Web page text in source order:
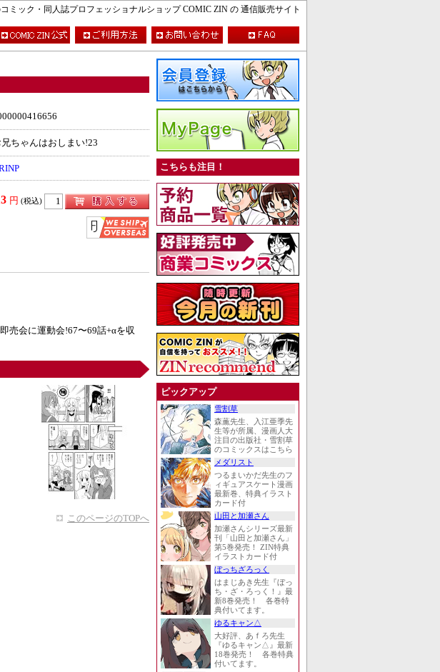
ミック・同人誌プロフェッショナルショップ COMIC ZIN の 通信販売サイト
兄ちゃんはおしまい!23
円 (税込)
売会に運動会!67〜69話+αを収
このページのTOPへ
こちらも注目！
ピックアップ
雪割草
森薫先生、入江亜季先
生等が所属、漫画人大
注目の出版社・雪割草
のコミックスはこちら
メダリスト
つるまいかだ先生のフ
ィギュアスケート漫画
最新巻、特典イラスト
カード付
山田と加瀬さん
加瀬さんシリーズ最新
刊「山田と加瀬さん」
第5巻発売！ ZIN特典
イラストカード付
ぼっちざろっく
はまじあき先生『ぼっ
ち・ざ・ろっく！』最
新8巻発売！ 各巻特
典付いてます。
ゆるキャン△
大好評、あｆろ先生
『ゆるキャン△』最新
18巻発売！ 各巻特典
付いてます。